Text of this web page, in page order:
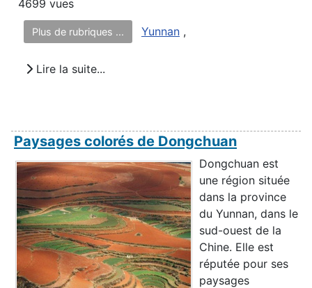
4699 vues
Plus de rubriques ... Yunnan ,
Lire la suite...
Paysages colorés de Dongchuan
Dongchuan est
une région située
dans la province
du Yunnan, dans le
sud-ouest de la
Chine. Elle est
réputée pour ses
paysages